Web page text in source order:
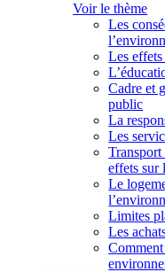
Voir le thème
Les
Les
Cadre et
public
La
Les
effets sur
Le
Limites
Les